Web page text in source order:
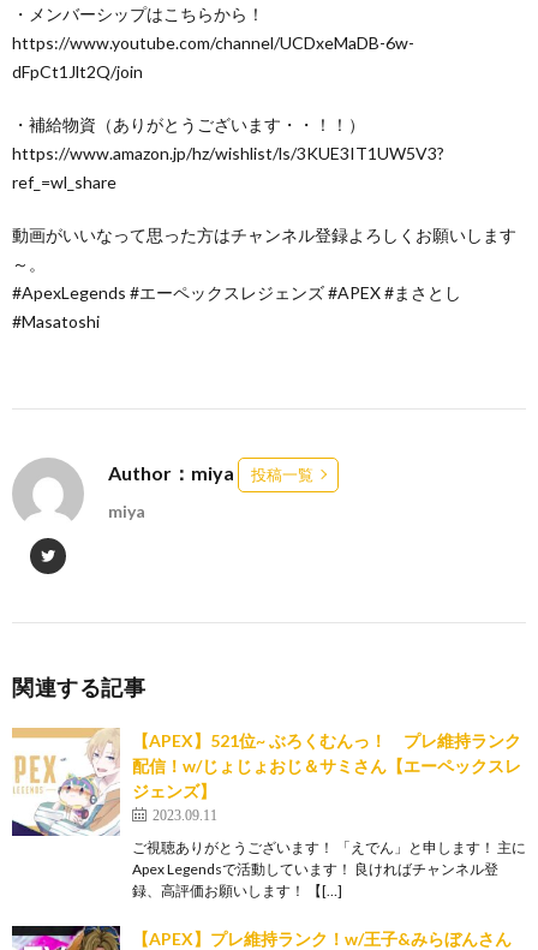
・メンバーシップはこちらから！
https://www.youtube.com/channel/UCDxeMaDB-6w-
dFpCt1Jlt2Q/join
・補給物資（ありがとうございます・・！！）
https://www.amazon.jp/hz/wishlist/ls/3KUE3IT1UW5V3?
ref_=wl_share
動画がいいなって思った方はチャンネル登録よろしくお願いします
～。
#ApexLegends #エーペックスレジェンズ #APEX #まさとし
#Masatoshi
Author：miya 投稿一覧
miya
関連する記事
【APEX】521位~ ぶろくむんっ！ プレ維持ランク
配信！w/じょじょおじ＆サミさん【エーペックスレ
ジェンズ】
2023.09.11
ご視聴ありがとうございます！ 「えでん」と申します！ 主に
Apex Legendsで活動しています！ 良ければチャンネル登
録、高評価お願いします！ 【[…]
【APEX】プレ維持ランク！w/王子&みらぼんさん